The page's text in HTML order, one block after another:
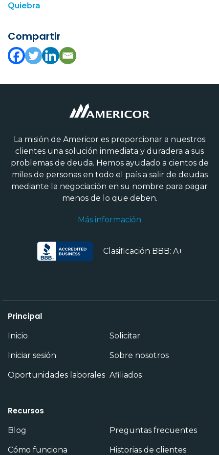
Quiebra
Compartir
La misión de Americor es proporcionar a nuestros
clientes una solución inmediata y duradera a sus
problemas de deuda. Hemos ayudado a cientos de
miles de personas en todo el país a salir de deudas
mediante la negociación en su nombre para pagar
menos de lo que deben.
Más información
Clasificación BBB: A+
Principal
Inicio Solicitar
Iniciar sesión Sobre nosotros
Oportunidades laborales Afiliados
Recursos
Blog Preguntas frecuentes
Cómo funciona Historias de clientes